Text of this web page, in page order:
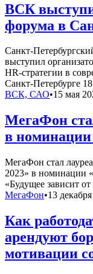
ВСК
форума в
Санкт-
выступил
HR-стратегии в
Санкт-Петербурге
ВСК, САО•15 мая
МегаФон
в номинации
МегаФон стал
2023» в номинации
«Будущее зависит от
МегаФон•13
Как
арендуют
мотивации